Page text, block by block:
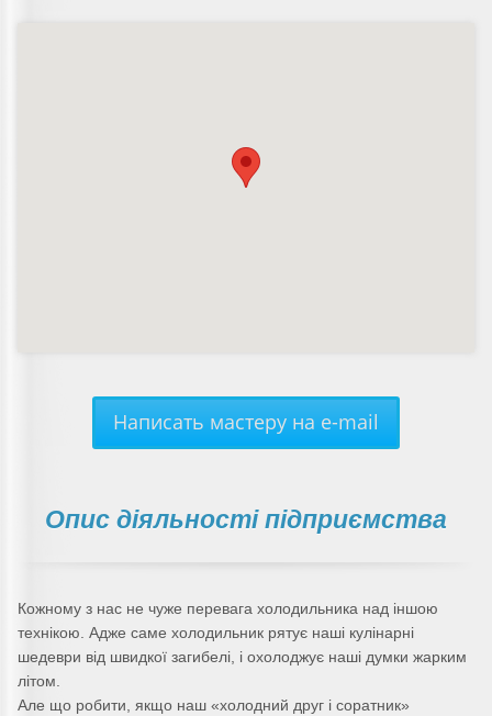
Написать мастеру на e-mail
Опис діяльності підприємства
Кожному з нас не чуже перевага холодильника над іншою
технікою. Адже саме холодильник рятує наші кулінарні
шедеври від швидкої загибелі, і охолоджує наші думки жарким
літом.
Але що робити, якщо наш «холодний друг і соратник»